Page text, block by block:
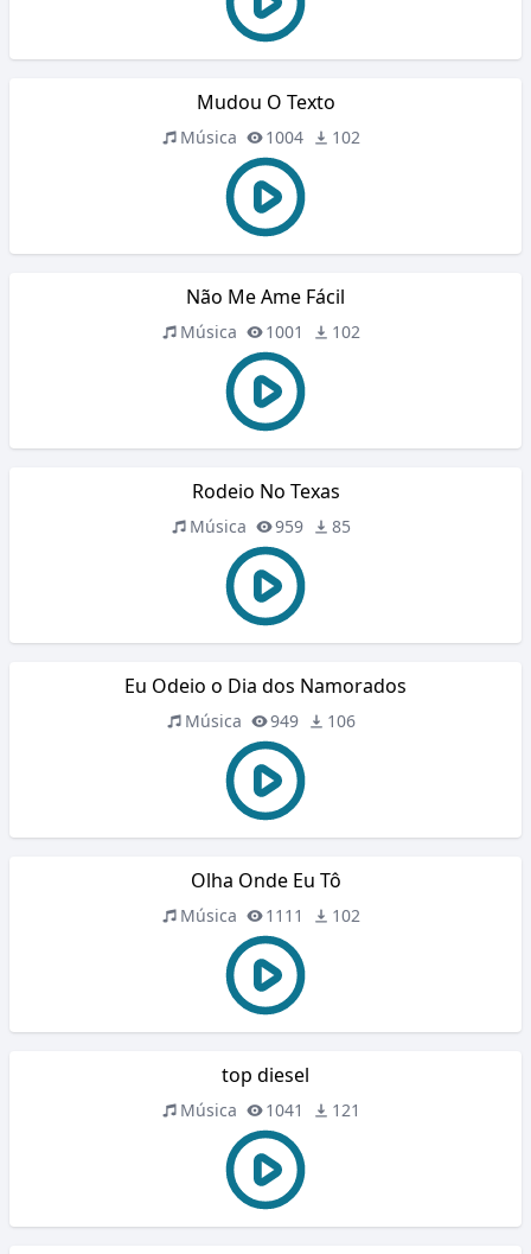
Mudou O Texto
Música 1004 102
Não Me Ame Fácil
Música 1001 102
Rodeio No Texas
Música 959 85
Eu Odeio o Dia dos Namorados
Música 949 106
Olha Onde Eu Tô
Música 1111 102
top diesel
Música 1041 121